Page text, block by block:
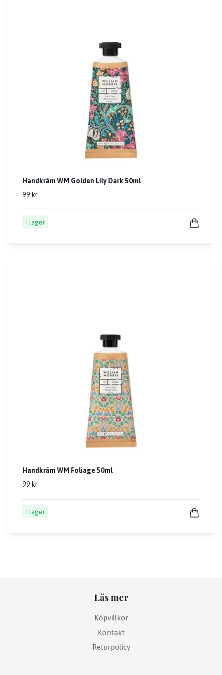
Handkräm WM Golden Lily Dark 50ml
99 kr
I lager
Handkräm WM Foliage 50ml
99 kr
I lager
Läs mer
Köpvillkor
Kontakt
Returpolicy